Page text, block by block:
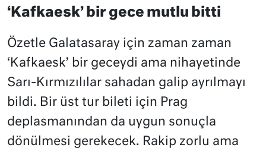
‘Kafkaesk’ bir gece mutlu bitti
Özetle Galatasaray için zaman zaman
‘Kafkaesk’ bir geceydi ama nihayetinde
Sarı-Kırmızılılar sahadan galip ayrılmayı
bildi. Bir üst tur bileti için Prag
deplasmanından da uygun sonuçla
dönülmesi gerekecek. Rakip zorlu ama